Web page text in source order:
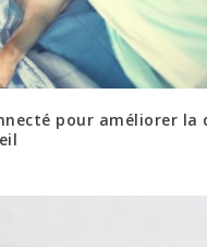
pour améliorer la